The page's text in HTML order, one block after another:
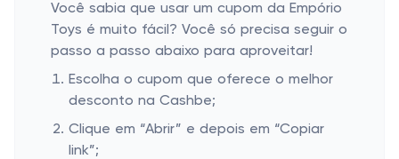
Você sabia que usar um cupom da Empório
Toys é muito fácil? Você só precisa seguir o
passo a passo abaixo para aproveitar!
Escolha o cupom que oferece o melhor
desconto na Cashbe;
Clique em “Abrir” e depois em “Copiar
link”;